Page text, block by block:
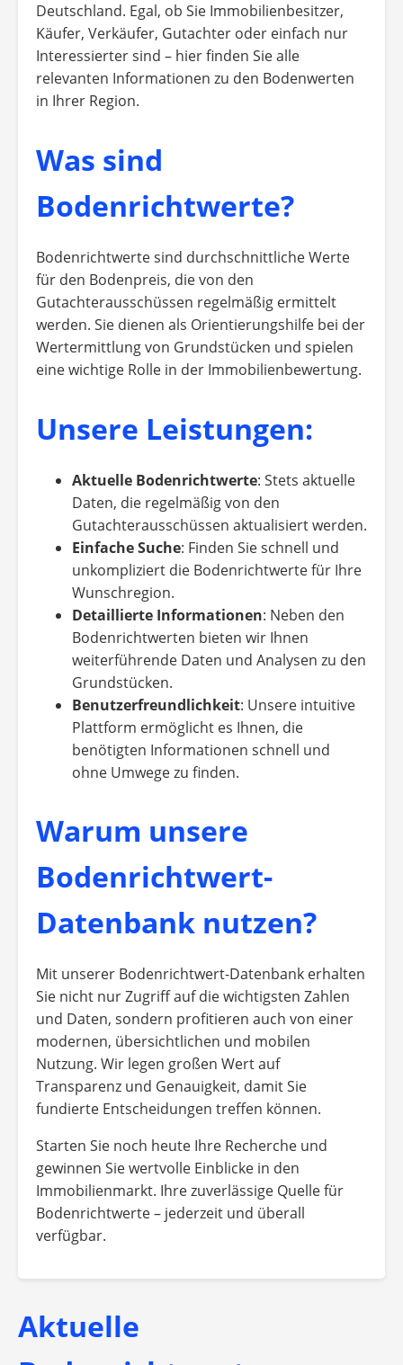
Deutschland. Egal, ob Sie Immobilienbesitzer,
Käufer, Verkäufer, Gutachter oder einfach nur
Interessierter sind – hier finden Sie alle
relevanten Informationen zu den Bodenwerten
in Ihrer Region.
Was sind
Bodenrichtwerte?
Bodenrichtwerte sind durchschnittliche Werte
für den Bodenpreis, die von den
Gutachterausschüssen regelmäßig ermittelt
werden. Sie dienen als Orientierungshilfe bei der
Wertermittlung von Grundstücken und spielen
eine wichtige Rolle in der Immobilienbewertung.
Unsere Leistungen:
Aktuelle Bodenrichtwerte: Stets aktuelle
Daten, die regelmäßig von den
Gutachterausschüssen aktualisiert werden.
Einfache Suche: Finden Sie schnell und
unkompliziert die Bodenrichtwerte für Ihre
Wunschregion.
Detaillierte Informationen: Neben den
Bodenrichtwerten bieten wir Ihnen
weiterführende Daten und Analysen zu den
Grundstücken.
Benutzerfreundlichkeit: Unsere intuitive
Plattform ermöglicht es Ihnen, die
benötigten Informationen schnell und
ohne Umwege zu finden.
Warum unsere
Bodenrichtwert-
Datenbank nutzen?
Mit unserer Bodenrichtwert-Datenbank erhalten
Sie nicht nur Zugriff auf die wichtigsten Zahlen
und Daten, sondern profitieren auch von einer
modernen, übersichtlichen und mobilen
Nutzung. Wir legen großen Wert auf
Transparenz und Genauigkeit, damit Sie
fundierte Entscheidungen treffen können.
Starten Sie noch heute Ihre Recherche und
gewinnen Sie wertvolle Einblicke in den
Immobilienmarkt. Ihre zuverlässige Quelle für
Bodenrichtwerte – jederzeit und überall
verfügbar.
Aktuelle